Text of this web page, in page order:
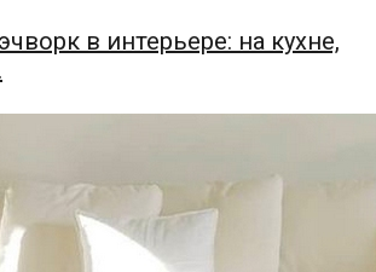
в интерьере: на кухне,